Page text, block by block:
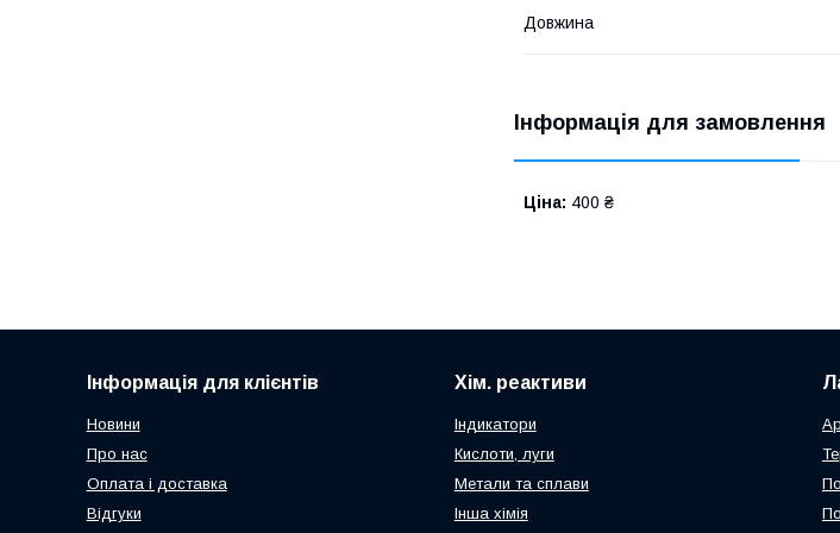
Довжина
Інформація для замовлення
Ціна: 400 ₴
Інформація для клієнтів
Новини
Про нас
Оплата і доставка
Відгуки
Хім. реактиви
Індикатори
Кислоти, луги
Метали та сплави
Інша хімія